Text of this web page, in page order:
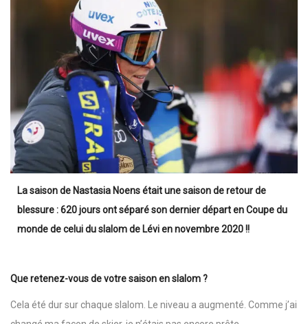
La saison de Nastasia Noens était une saison de retour de
blessure : 620 jours ont séparé son dernier départ en Coupe du
monde de celui du slalom de Lévi en novembre 2020 !!
Que retenez-vous de votre saison en slalom ?
Cela été dur sur chaque slalom. Le niveau a augmenté. Comme j’ai